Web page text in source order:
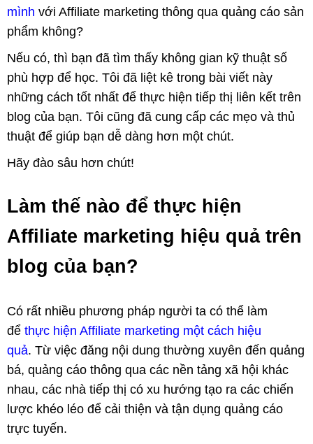
mình với Affiliate marketing thông qua quảng cáo sản
phẩm không?
Nếu có, thì bạn đã tìm thấy không gian kỹ thuật số
phù hợp để học. Tôi đã liệt kê trong bài viết này
những cách tốt nhất để thực hiện tiếp thị liên kết trên
blog của bạn. Tôi cũng đã cung cấp các mẹo và thủ
thuật để giúp bạn dễ dàng hơn một chút.
Hãy đào sâu hơn chút!
Làm thế nào để thực hiện
Affiliate marketing hiệu quả trên
blog của bạn?
Có rất nhiều phương pháp người ta có thể làm
để thực hiện Affiliate marketing một cách hiệu
quả. Từ việc đăng nội dung thường xuyên đến quảng
bá, quảng cáo thông qua các nền tảng xã hội khác
nhau, các nhà tiếp thị có xu hướng tạo ra các chiến
lược khéo léo để cải thiện và tận dụng quảng cáo
trực tuyến.